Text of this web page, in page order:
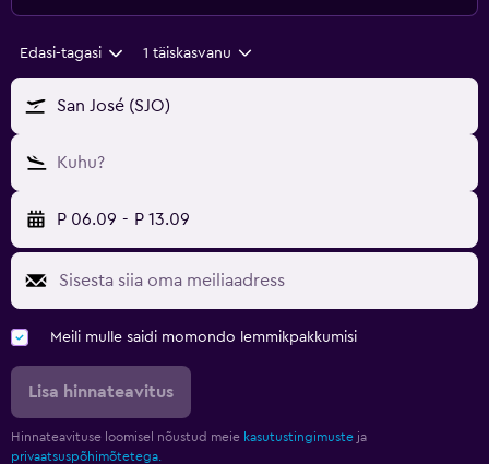
Edasi-tagasi 1 täiskasvanu
San José (SJO)
Kuhu?
P 06.09 - P 13.09
Meili mulle saidi momondo lemmikpakkumisi
Lisa hinnateavitus
Hinnateavituse loomisel nõustud meie kasutustingimuste ja
privaatsuspõhimõtetega.